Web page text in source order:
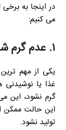
در اینجا به
می کنیم:
۱. عدم گرم
یکی از مهم
غذا یا
گرم نشود، این
این حالت ممکن
تولید نشود.